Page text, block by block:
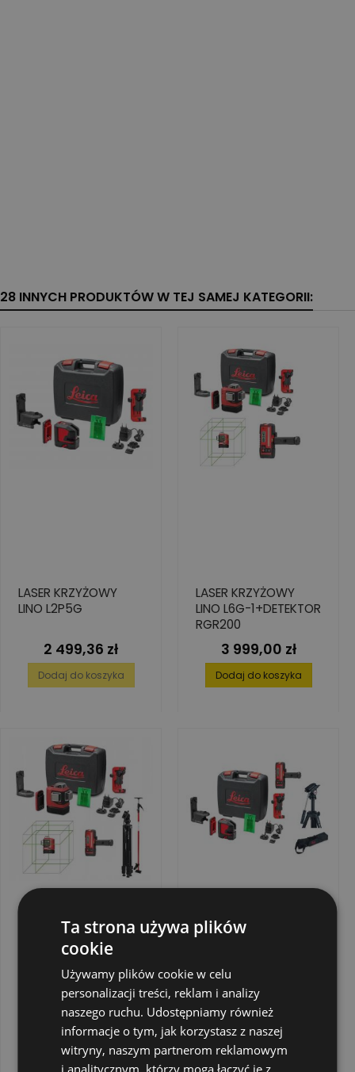
28 INNYCH PRODUKTÓW W TEJ SAMEJ KATEGORII:
LASER KRZYŻOWY
LINO L2P5G
Cena
2 499,36 zł
Dodaj do koszyka
LASER KRZYŻOWY
LINO L6G-1+DETEKTOR
RGR200
Cena
3 999,00 zł
Dodaj do koszyka
LASER KRZYŻOWY
LINO L6G-1
SET+STATYW
TRI105+TYCZKA CLR
290+DETEKTOR
Cena
4 899,00 zł
LASER KRZYŻOWY
LINO L2P5G (WIĄZKA
ZIELONA) + STATYW
LEICA TRI105+
ODBIORNIK LEICA
Cena
3 500,00 zł
Ta strona używa plików
cookie
Używamy plików cookie w celu
personalizacji treści, reklam i analizy
naszego ruchu. Udostępniamy również
informacje o tym, jak korzystasz z naszej
witryny, naszym partnerom reklamowym
i analitycznym, którzy mogą łączyć je z